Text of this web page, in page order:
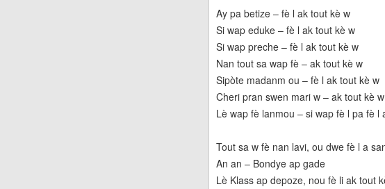
Ay pa betize – fè l ak tout kè w
Si wap eduke – fè l ak tout kè w
Si wap preche – fè l ak tout kè w
Nan tout sa wap fè – ak tout kè w
Sipòte madanm ou – fè l ak tout kè w
Cheri pran swen mari w – ak tout kè w
Lè wap fè lanmou – si wap fè l pa fè l
Tout sa w fè nan lavi, ou dwe fè l a
An an – Bondye ap gade
Lè Klass ap depoze, nou fè li ak tout